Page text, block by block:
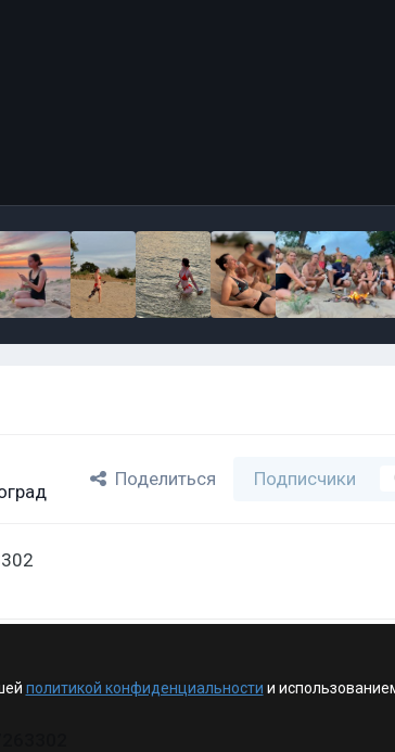
Поделиться Подписчики
политикой конфиденциальности и